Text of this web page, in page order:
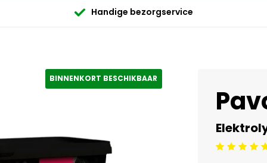
Handige bezorgservice
BINNENKORT BESCHIKBAAR
Beoordeling: 5/5